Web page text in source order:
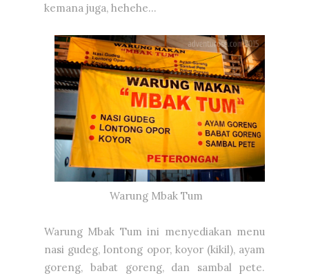
kemana juga, hehehe...
Warung Mbak Tum
Warung Mbak Tum ini menyediakan menu
nasi gudeg, lontong opor, koyor (kikil), ayam
goreng, babat goreng, dan sambal pete.